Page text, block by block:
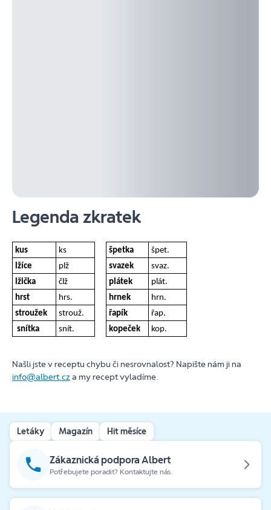
Legenda zkratek
kus ks špetka
špet.
lžíce
plž svazek
svaz.
lžička
člž plátek
plát.
hrst
hrs. hrnek
hrn.
stroužek
strouž. řapík
řap.
snítka
snít. kopeček kop.
Našli jste v receptu chybu či nesrovnalost? Napište nám ji na
info@albert.cza my recept vyladíme.
Letáky Magazín Hit měsíce
Zákaznická podpora Albert
Potřebujete poradit? Kontaktujte nás.